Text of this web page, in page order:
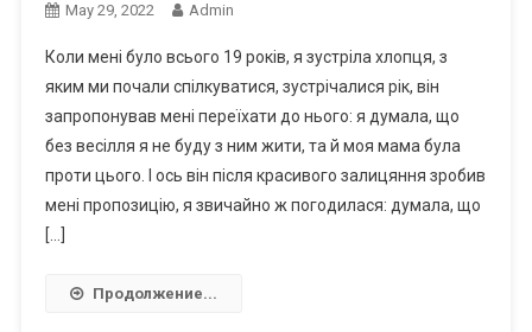
May 29, 2022 Admin
Коли мені було всього 19 років, я зустріла хлопця, з
яким ми почали спілкуватися, зустрічалися рік, він
запропонував мені переїхати до нього: я думала, що
без весілля я не буду з ним жити, та й моя мама була
проти цього. І ось він після красивого залицяння зробив
мені пропозицію, я звичайно ж погодилася: думала, що
[…]
Продолжение...